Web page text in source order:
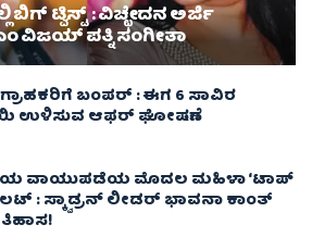
ಬಿಗ್ ಟ್ವಿಸ್ಟ್ : ವಿಚ್ಛೇದನ ಅರ್ಜಿ
ವಿಜಯ್ ಪತ್ನಿ ಸಂಗೀತಾ‌
ಬಂಪರ್ : ಈಗ 6 ಸಾವಿರ
ಉಳಿಸುವ ಆಫರ್ ಘೋಷಣೆ
ವಾಯುಪಡೆಯ ಮೊದಲ ಮಹಿಳಾ ‘ಟಾಪ್
: ಸ್ಕ್ವಾಡ್ರನ್ ಲೀಡರ್ ಭಾವನಾ ಕಾಂತ್